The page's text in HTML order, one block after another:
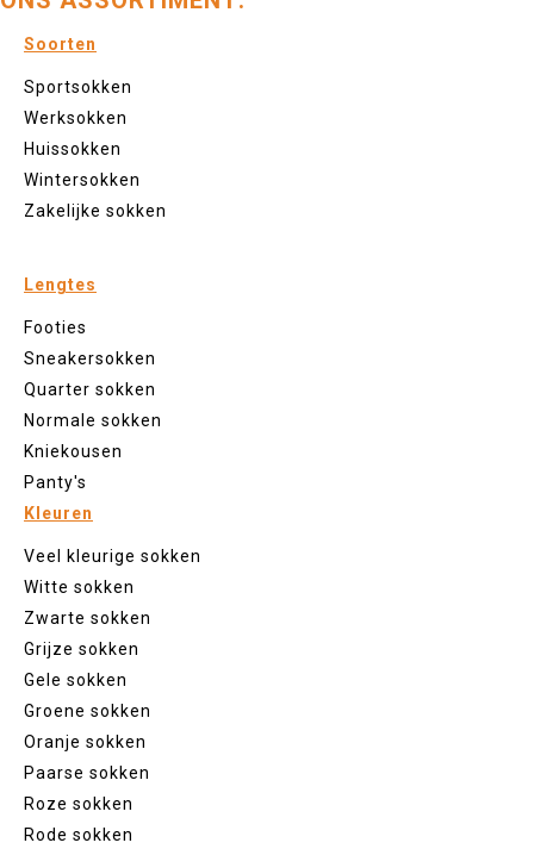
Soorten
Sportsokken
Werksokken
Huissokken
Wintersokken
Zakelijke sokken
Lengtes
Footies
Sneakersokken
Quarter sokken
Normale sokken
Kniekousen
Panty's
Kleuren
Veel kleurige sokken
Witte sokken
Zwarte sokken
Grijze sokken
Gele sokken
Groene sokken
Oranje sokken
Paarse sokken
Roze sokken
Rode sokken